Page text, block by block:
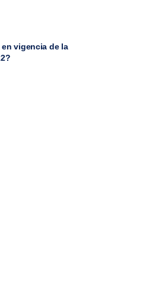
vigencia de la